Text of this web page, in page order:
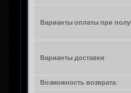
Варианты оплаты при
Варианты доставки:
Возможность возврата: